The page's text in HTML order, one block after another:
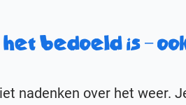
bedoeld is –
nadenken over het weer.